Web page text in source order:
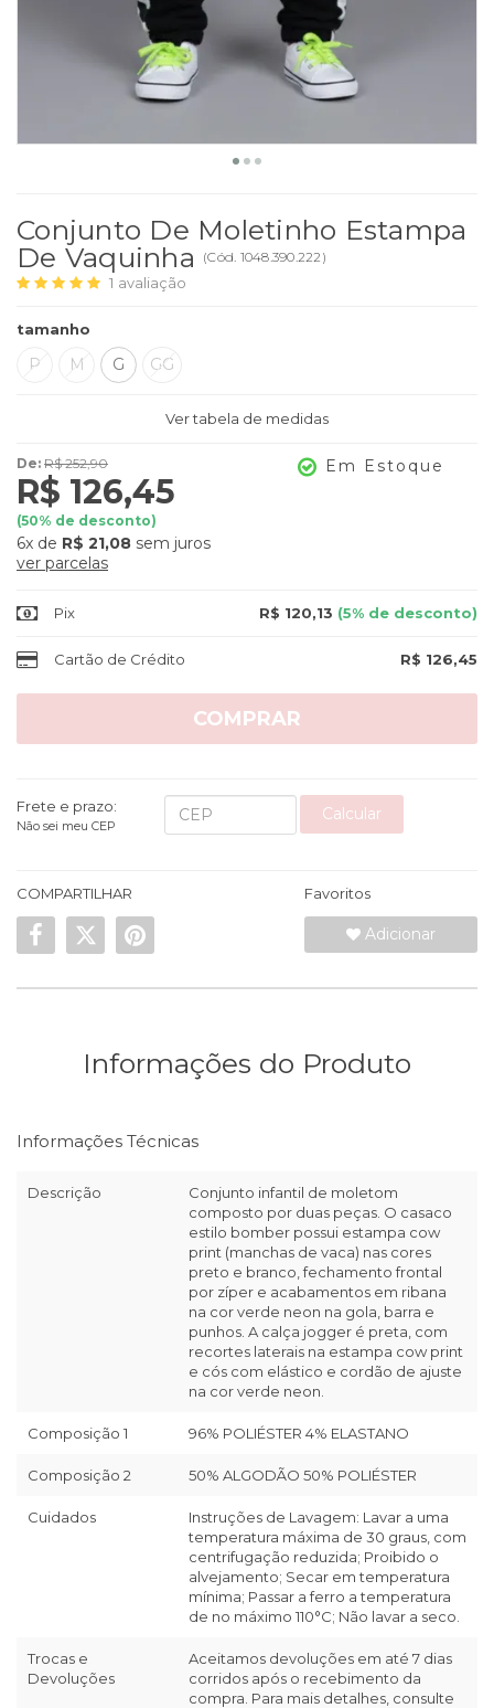
Conjunto De Moletinho Estampa
De Vaquinha
(Cód. 1048.390.222 )
1 avaliação
tamanho
P M G GG
Ver tabela de medidas
De: R$ 252,90
R$ 126,45
(50% de desconto)
6x de R$ 21,08 sem juros
ver parcelas
Em Estoque
Pix R$ 120,13 (5% de desconto)
Cartão de Crédito R$ 126,45
COMPRAR
Frete e prazo:
Não sei meu CEP
Calcular
COMPARTILHAR Favoritos
Adicionar
Informações do Produto
Informações Técnicas
Descrição
Conjunto infantil de moletom
composto por duas peças. O casaco
estilo bomber possui estampa cow
print (manchas de vaca) nas cores
preto e branco, fechamento frontal
por zíper e acabamentos em ribana
na cor verde neon na gola, barra e
punhos. A calça jogger é preta, com
recortes laterais na estampa cow print
e cós com elástico e cordão de ajuste
na cor verde neon.
Composição 1 96% POLIÉSTER 4% ELASTANO
Composição 2 50% ALGODÃO 50% POLIÉSTER
Cuidados
Instruções de Lavagem: Lavar a uma
temperatura máxima de 30 graus, com
centrifugação reduzida; Proibido o
alvejamento; Secar em temperatura
mínima; Passar a ferro a temperatura
de no máximo 110°C; Não lavar a seco.
Trocas e
Devoluções
Aceitamos devoluções em até 7 dias
corridos após o recebimento da
compra. Para mais detalhes, consulte